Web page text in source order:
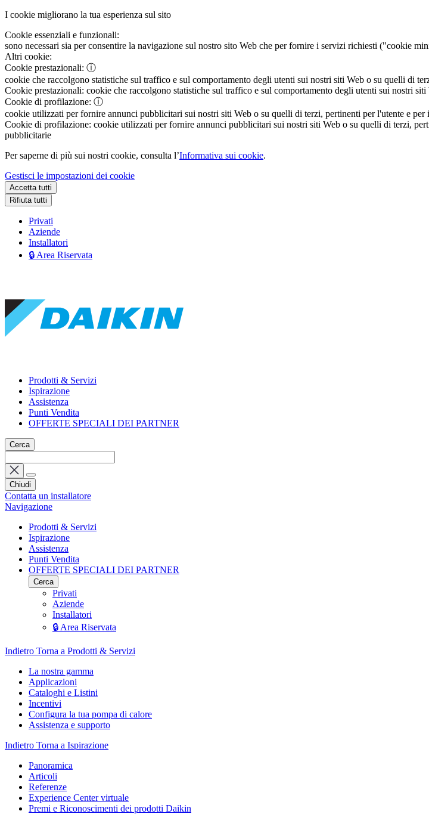
I cookie migliorano la tua esperienza sul sito
Cookie essenziali e funzionali:
sono necessari sia per consentire la navigazione sul nostro sito Web che per fornire i servizi richiesti ("cookie
Altri cookie:
Cookie prestazionali: ⓘ
cookie che raccolgono statistiche sul traffico e sul comportamento degli utenti sui nostri siti Web o su quelli di
Cookie prestazionali: cookie che raccolgono statistiche sul traffico e sul comportamento degli utenti sui nostri
Cookie di profilazione: ⓘ
cookie utilizzati per fornire annunci pubblicitari sui nostri siti Web o su quelli di terzi, pertinenti per l'utente e
Cookie di profilazione: cookie utilizzati per fornire annunci pubblicitari sui nostri siti Web o su quelli di terzi,
pubblicitarie
Per saperne di più sui nostri cookie, consulta l’Informativa sui cookie.
Gestisci le impostazioni dei cookie
Accetta tutti
Rifiuta tutti
Privati
Aziende
Installatori
🔒 Area Riservata
Prodotti & Servizi
Ispirazione
Assistenza
Punti Vendita
OFFERTE SPECIALI DEI PARTNER
Cerca
Chiudi
Contatta un installatore
Navigazione
Prodotti & Servizi
Ispirazione
Assistenza
Punti Vendita
OFFERTE SPECIALI DEI PARTNER
Cerca
Privati
Aziende
Installatori
🔒 Area Riservata
Indietro Torna a Prodotti & Servizi
La nostra gamma
Applicazioni
Cataloghi e Listini
Incentivi
Configura la tua pompa di calore
Assistenza e supporto
Indietro Torna a Ispirazione
Panoramica
Articoli
Referenze
Experience Center virtuale
Premi e Riconoscimenti dei prodotti Daikin